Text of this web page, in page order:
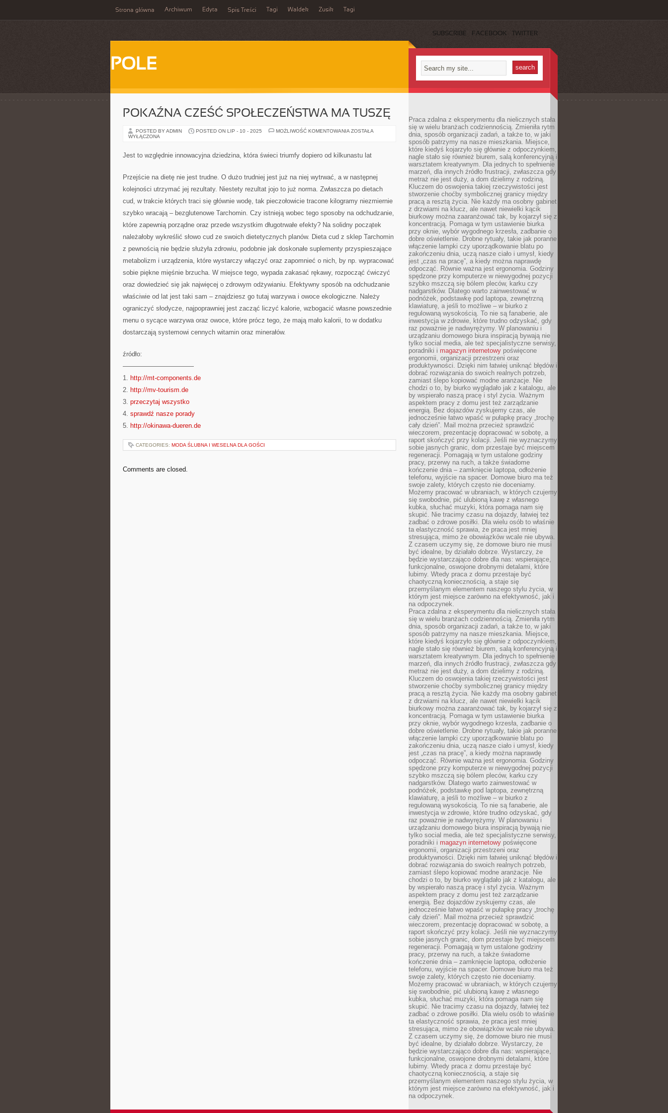
Strona główna Archiwum Edyta Spis Treści Tagi Waldek Zusik Tagi
SUBSCRIBE FACEBOOK TWITTER
POLE
POKAŹNA CZEŚĆ SPOŁECZEŃSTWA MA TUSZĘ
POSTED BY ADMIN POSTED ON LIP - 10 - 2025 MOŻLIWOŚĆ KOMENTOWANIA POKAŹNA
TUSZĘ
ZOSTAŁA
WYŁĄCZONA
Jest to względnie innowacyjna dziedzina, która świeci triumfy dopiero od kilkunastu lat
Przejście na dietę nie jest trudne. O dużo trudniej jest już na niej wytrwać, a w następnej
kolejności utrzymać jej rezultaty. Niestety rezultat jojo to już norma. Zwłaszcza po dietach
cud, w trakcie których traci się głównie wodę, tak pieczołowicie tracone kilogramy niezmiernie
szybko wracają – bezglutenowe Tarchomin. Czy istnieją wobec tego sposoby na odchudzanie,
które zapewnią porządne oraz przede wszystkim długotrwałe efekty? Na solidny początek
należałoby wykreślić słowo cud ze swoich dietetycznych planów. Dieta cud z sklep Tarchomin
z pewnością nie będzie służyła zdrowiu, podobnie jak doskonałe suplementy przyspieszające
metabolizm i urządzenia, które wystarczy włączyć oraz zapomnieć o nich, by np. wypracować
sobie piękne mięśnie brzucha. W miejsce tego, wypada zakasać rękawy, rozpocząć ćwiczyć
oraz dowiedzieć się jak najwięcej o zdrowym odżywianiu. Efektywny sposób na odchudzanie
właściwie od lat jest taki sam – znajdziesz go tutaj warzywa i owoce ekologiczne. Należy
ograniczyć słodycze, najpoprawniej jest zacząć liczyć kalorie, wzbogacić własne powszednie
menu o sycące warzywa oraz owoce, które prócz tego, że mają mało kalorii, to w dodatku
dostarczają systemowi cennych witamin oraz minerałów.
źródło:
———————————
1. http://mt-components.de
2. http://mv-tourism.de
3. przeczytaj wszystko
4. sprawdź nasze porady
5. http://okinawa-dueren.de
CATEGORIES: MODA ŚLUBNA I WESELNA DLA GOŚCI
Comments are closed.
Praca zdalna z eksperymentu dla nielicznych stała
się w wielu branżach codziennością. Zmieniła rytm
dnia, sposób organizacji zadań, a także to, w jaki
sposób patrzymy na nasze mieszkania. Miejsce,
które kiedyś kojarzyło się głównie z odpoczynkiem,
nagle stało się również biurem, salą konferencyjną i
warsztatem kreatywnym. Dla jednych to spełnienie
marzeń, dla innych źródło frustracji, zwłaszcza gdy
metraż nie jest duży, a dom dzielimy z rodziną.
Kluczem do oswojenia takiej rzeczywistości jest
stworzenie choćby symbolicznej granicy między
pracą a resztą życia. Nie każdy ma osobny gabinet
z drzwiami na klucz, ale nawet niewielki kącik
biurkowy można zaaranżować tak, by kojarzył się z
koncentracją. Pomaga w tym ustawienie biurka
przy oknie, wybór wygodnego krzesła, zadbanie o
dobre oświetlenie. Drobne rytuały, takie jak poranne
włączenie lampki czy uporządkowanie blatu po
zakończeniu dnia, uczą nasze ciało i umysł, kiedy
jest „czas na pracę”, a kiedy można naprawdę
odpocząć. Równie ważna jest ergonomia. Godziny
spędzone przy komputerze w niewygodnej pozycji
szybko mszczą się bólem pleców, karku czy
nadgarstków. Dlatego warto zainwestować w
podnóżek, podstawkę pod laptopa, zewnętrzną
klawiaturę, a jeśli to możliwe – w biurko z
regulowaną wysokością. To nie są fanaberie, ale
inwestycja w zdrowie, które trudno odzyskać, gdy
raz poważnie je nadwyrężymy. W planowaniu i
urządzaniu domowego biura inspiracją bywają nie
tylko social media, ale też specjalistyczne serwisy,
poradniki i magazyn internetowy poświęcone
ergonomii, organizacji przestrzeni oraz
produktywności. Dzięki nim łatwiej uniknąć błędów i
dobrać rozwiązania do swoich realnych potrzeb,
zamiast ślepo kopiować modne aranżacje. Nie
chodzi o to, by biurko wyglądało jak z katalogu, ale
by wspierało naszą pracę i styl życia. Ważnym
aspektem pracy z domu jest też zarządzanie
energią. Bez dojazdów zyskujemy czas, ale
jednocześnie łatwo wpaść w pułapkę pracy „trochę
cały dzień”. Mail można przecież sprawdzić
wieczorem, prezentację dopracować w sobotę, a
raport skończyć przy kolacji. Jeśli nie wyznaczymy
sobie jasnych granic, dom przestaje być miejscem
regeneracji. Pomagają w tym ustalone godziny
pracy, przerwy na ruch, a także świadome
kończenie dnia – zamknięcie laptopa, odłożenie
telefonu, wyjście na spacer. Domowe biuro ma też
swoje zalety, których często nie doceniamy.
Możemy pracować w ubraniach, w których czujemy
się swobodnie, pić ulubioną kawę z własnego
kubka, słuchać muzyki, która pomaga nam się
skupić. Nie tracimy czasu na dojazdy, łatwiej też
zadbać o zdrowe posiłki. Dla wielu osób to właśnie
ta elastyczność sprawia, że praca jest mniej
stresująca, mimo że obowiązków wcale nie ubywa.
Z czasem uczymy się, że domowe biuro nie musi
być idealne, by działało dobrze. Wystarczy, że
będzie wystarczająco dobre dla nas: wspierające,
funkcjonalne, oswojone drobnymi detalami, które
lubimy. Wtedy praca z domu przestaje być
chaotyczną koniecznością, a staje się
przemyślanym elementem naszego stylu życia, w
którym jest miejsce zarówno na efektywność, jak i
na odpoczynek.
Praca zdalna z eksperymentu dla nielicznych stała
się w wielu branżach codziennością. Zmieniła rytm
dnia, sposób organizacji zadań, a także to, w jaki
sposób patrzymy na nasze mieszkania. Miejsce,
które kiedyś kojarzyło się głównie z odpoczynkiem,
nagle stało się również biurem, salą konferencyjną i
warsztatem kreatywnym. Dla jednych to spełnienie
marzeń, dla innych źródło frustracji, zwłaszcza gdy
metraż nie jest duży, a dom dzielimy z rodziną.
Kluczem do oswojenia takiej rzeczywistości jest
stworzenie choćby symbolicznej granicy między
pracą a resztą życia. Nie każdy ma osobny gabinet
z drzwiami na klucz, ale nawet niewielki kącik
biurkowy można zaaranżować tak, by kojarzył się z
koncentracją. Pomaga w tym ustawienie biurka
przy oknie, wybór wygodnego krzesła, zadbanie o
dobre oświetlenie. Drobne rytuały, takie jak poranne
włączenie lampki czy uporządkowanie blatu po
zakończeniu dnia, uczą nasze ciało i umysł, kiedy
jest „czas na pracę”, a kiedy można naprawdę
odpocząć. Równie ważna jest ergonomia. Godziny
spędzone przy komputerze w niewygodnej pozycji
szybko mszczą się bólem pleców, karku czy
nadgarstków. Dlatego warto zainwestować w
podnóżek, podstawkę pod laptopa, zewnętrzną
klawiaturę, a jeśli to możliwe – w biurko z
regulowaną wysokością. To nie są fanaberie, ale
inwestycja w zdrowie, które trudno odzyskać, gdy
raz poważnie je nadwyrężymy. W planowaniu i
urządzaniu domowego biura inspiracją bywają nie
tylko social media, ale też specjalistyczne serwisy,
poradniki i magazyn internetowy poświęcone
ergonomii, organizacji przestrzeni oraz
produktywności. Dzięki nim łatwiej uniknąć błędów i
dobrać rozwiązania do swoich realnych potrzeb,
zamiast ślepo kopiować modne aranżacje. Nie
chodzi o to, by biurko wyglądało jak z katalogu, ale
by wspierało naszą pracę i styl życia. Ważnym
aspektem pracy z domu jest też zarządzanie
energią. Bez dojazdów zyskujemy czas, ale
jednocześnie łatwo wpaść w pułapkę pracy „trochę
cały dzień”. Mail można przecież sprawdzić
wieczorem, prezentację dopracować w sobotę, a
raport skończyć przy kolacji. Jeśli nie wyznaczymy
sobie jasnych granic, dom przestaje być miejscem
regeneracji. Pomagają w tym ustalone godziny
pracy, przerwy na ruch, a także świadome
kończenie dnia – zamknięcie laptopa, odłożenie
telefonu, wyjście na spacer. Domowe biuro ma też
swoje zalety, których często nie doceniamy.
Możemy pracować w ubraniach, w których czujemy
się swobodnie, pić ulubioną kawę z własnego
kubka, słuchać muzyki, która pomaga nam się
skupić. Nie tracimy czasu na dojazdy, łatwiej też
zadbać o zdrowe posiłki. Dla wielu osób to właśnie
ta elastyczność sprawia, że praca jest mniej
stresująca, mimo że obowiązków wcale nie ubywa.
Z czasem uczymy się, że domowe biuro nie musi
być idealne, by działało dobrze. Wystarczy, że
będzie wystarczająco dobre dla nas: wspierające,
funkcjonalne, oswojone drobnymi detalami, które
lubimy. Wtedy praca z domu przestaje być
chaotyczną koniecznością, a staje się
przemyślanym elementem naszego stylu życia, w
którym jest miejsce zarówno na efektywność, jak i
na odpoczynek.